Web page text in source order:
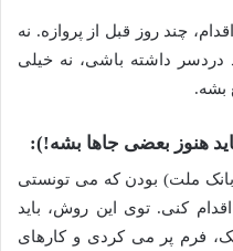
چند روز قبل از پروازه. نه
داشته باشی، نه خیلی
بشه.
هنوز بعضی جاها بشه!):
ملت) بودن که می تونستی
اقدام کنی. توی این روش، باید
فرم پر می کردی و کارهای